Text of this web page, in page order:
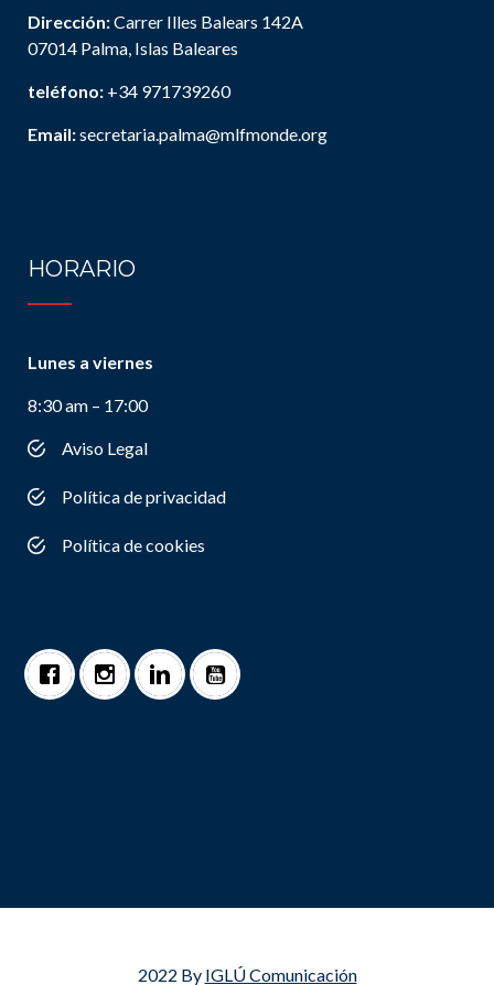
Dirección:Carrer Illes Balears 142A
07014 Palma, Islas Baleares
teléfono: +34 971739260
Email:secretaria.palma@mlfmonde.org
HORARIO
Lunes a viernes
8:30 am – 17:00
Aviso Legal
Política de privacidad
Política de cookies
2022 By IGLÚ Comunicación